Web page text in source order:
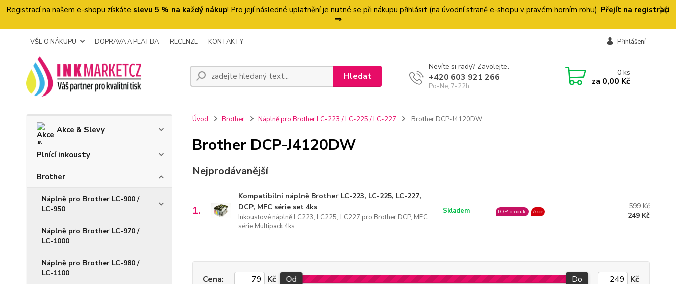
Registrací na našem e-shopu získáte slevu 5 % na každý nákup! Pro její následné uplatnění je nutné se při nákupu přihlásit (na úvodní straně e-shopu v pravém horním rohu). Přejít na registraci
⇒
VŠE O NÁKUPU DOPRAVA A PLATBA RECENZE KONTAKTY Přihlášení
Hledat
Nevíte si rady? Zavolejte.
+420 603 921 266
Po-Ne, 7-22h
0ks
za 0,00 Kč
Akce & Slevy
Plnící inkousty
Brother
Náplně pro Brother LC-900 /
LC-950
Náplně pro Brother LC-970 /
LC-1000
Náplně pro Brother LC-980 /
LC-1100
Úvod Brother Náplně pro Brother LC-223 / LC-225 / LC-227 Brother DCP-J4120DW
Brother DCP-J4120DW
Nejprodávanější
1.
Kompatibilní náplně Brother LC-223, LC-225, LC-227,
DCP, MFC série set 4ks
Inkoustové náplně LC223, LC225, LC227 pro Brother DCP, MFC
série Multipack 4ks
Skladem TOP produkt Akce
599 Kč
249 Kč
Cena: Kč Od Do Kč